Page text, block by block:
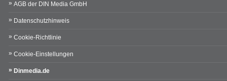
AGB der DIN Media GmbH
Datenschutzhinweis
Cookie-Richtlinie
Cookie-Einstellungen
Dinmedia.de